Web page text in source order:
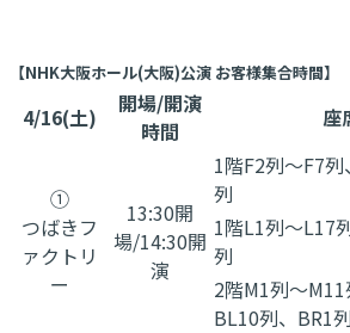
【NHK大阪ホール(大阪)公演 お客様集合時間】
4/16(土)
開場/開演
時間
座
①
つばきフ
ァクトリ
ー
13:30開
場/14:30開
演
1階F2列～F7
列
1階L1列～L17
列
2階M1列～
BL10列、BR1